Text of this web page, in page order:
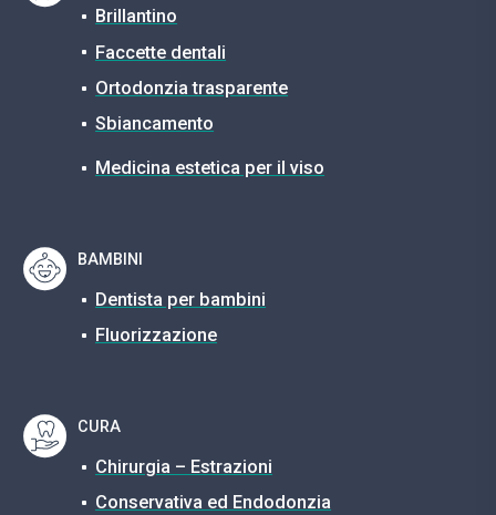
Brillantino
Faccette dentali
Ortodonzia trasparente
Sbiancamento
Medicina estetica per il viso
BAMBINI
Dentista per bambini
Fluorizzazione
CURA
Chirurgia – Estrazioni
Conservativa ed Endodonzia